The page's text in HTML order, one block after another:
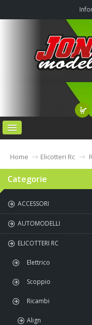
CATEGORIE
AGRIMODEL PISTA OFF-
CHI SIAMO
CONTATTI
FREE WHEEL
Home Elicotteri Rc
Categorie
ACCESSORI
AUTOMODELLI
ELICOTTERI RC
Elettrico
Scoppio
Ricambi
Align